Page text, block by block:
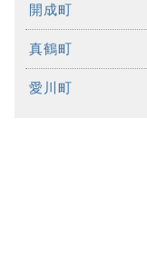
開成町
真鶴町
愛川町